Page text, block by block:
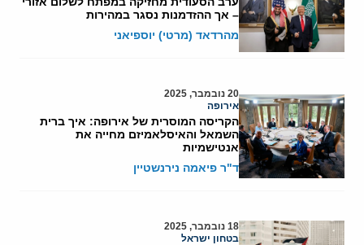
– אך ההזדמנות נסגר במהירות
מהרדאד (מרטי) יוספיאני
20 נובמבר, 2025
אירופה
הקריסה המוסרית של אירופה: איך ברית
השמאל והאיסלאמיזם מחייה את
אנטישמיות
ד"ר פיאמה נירנשטיין
18 נובמבר, 2025
בטחון ישראל